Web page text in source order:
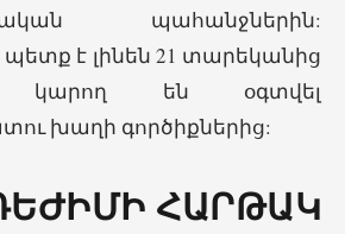
պահանջներին:
է լինեն 21 տարեկանից
են օգտվել
խաղի գործիքներից:
ՀԱՐԹԱԿ